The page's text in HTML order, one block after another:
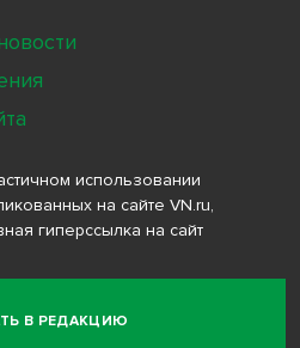
В РЕДАКЦИЮ
использовании
на сайте VN.ru,
гиперссылка на сайт